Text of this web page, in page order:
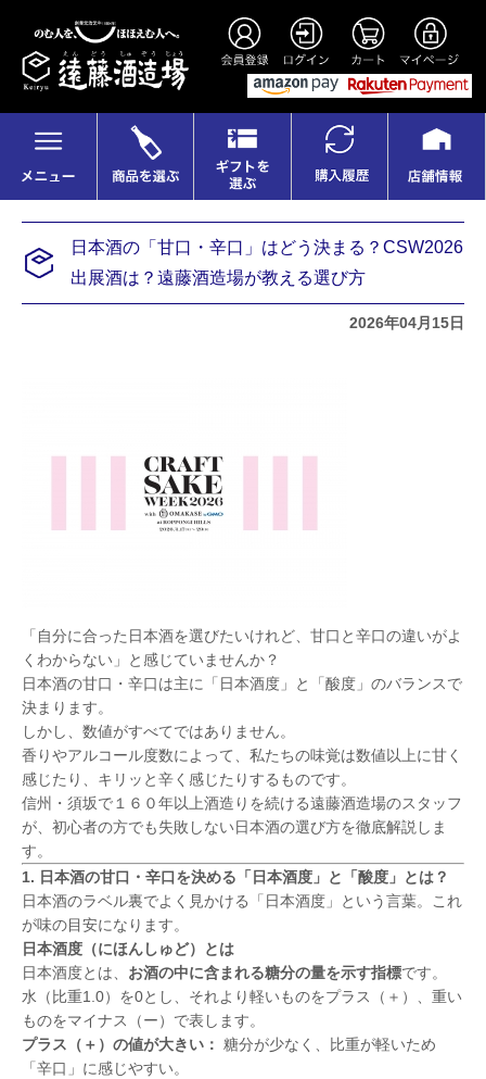
日本酒の「甘口・辛口」はどう決まる？CSW2026
出展酒は？遠藤酒造場が教える選び方
2026年04月15日
「自分に合った日本酒を選びたいけれど、甘口と辛口の違いがよ
くわからない」と感じていませんか？
日本酒の甘口・辛口は主に「日本酒度」と「酸度」のバランスで
決まります。
しかし、数値がすべてではありません。
香りやアルコール度数によって、私たちの味覚は数値以上に甘く
感じたり、キリッと辛く感じたりするものです。
信州・須坂で１６０年以上酒造りを続ける遠藤酒造場のスタッフ
が、初心者の方でも失敗しない日本酒の選び方を徹底解説しま
す。
1. 日本酒の甘口・辛口を決める「日本酒度」と「酸度」とは？
日本酒のラベル裏でよく見かける「日本酒度」という言葉。これ
が味の目安になります。
日本酒度（にほんしゅど）とは
日本酒度とは、 お酒の中に含まれる糖分の量を示す指標です。
水（比重1.0）を0とし、それより軽いものをプラス（＋）、重い
ものをマイナス（ー）で表します。
プラス（＋）の値が大きい： 糖分が少なく、比重が軽いため
「辛口」に感じやすい。